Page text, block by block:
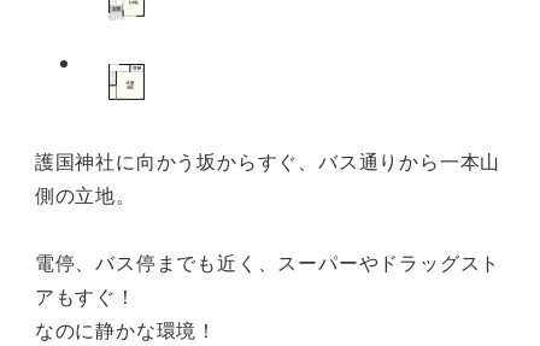
護国神社に向かう坂からすぐ、バス通りから一本山
側の立地。
電停、バス停までも近く、スーパーやドラッグスト
アもすぐ！
なのに静かな環境！